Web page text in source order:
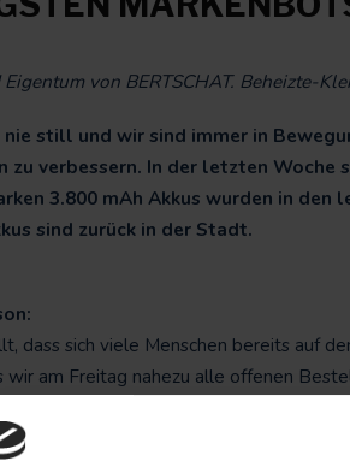
von BERTSCHAT. Beheizte-
still und wir sind immer in
verbessern. In der letzten Woche
3.800 mAh Akkus wurden in
sind zurück in der Stadt.
dass sich viele Menschen bereits auf
wir am Freitag nahezu alle offenen
des 12. Oktober erhalten konnten.